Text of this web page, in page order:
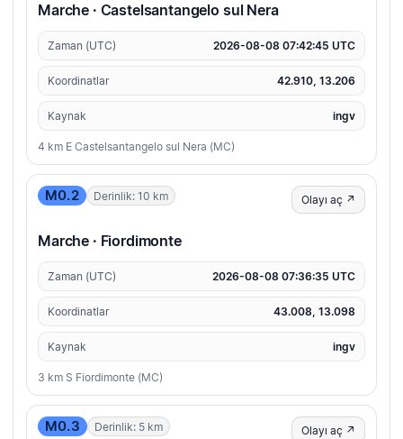
Marche · Castelsantangelo sul Nera
Zaman (UTC) 2026-08-08 07:42:45 UTC
Koordinatlar 42.910, 13.206
Kaynak ingv
4 km E Castelsantangelo sul Nera (MC)
M0.2 Derinlik: 10 km Olayı aç ↗
Marche · Fiordimonte
Zaman (UTC) 2026-08-08 07:36:35 UTC
Koordinatlar 43.008, 13.098
Kaynak ingv
3 km S Fiordimonte (MC)
M0.3 Derinlik: 5 km Olayı aç ↗